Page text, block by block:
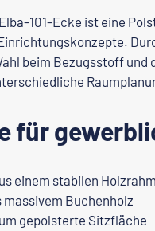
101-Ecke ist eine
beim Bezugsstoff
für
einem stabilen
massivem Buchenholz
gepolsterte Sitzfläche